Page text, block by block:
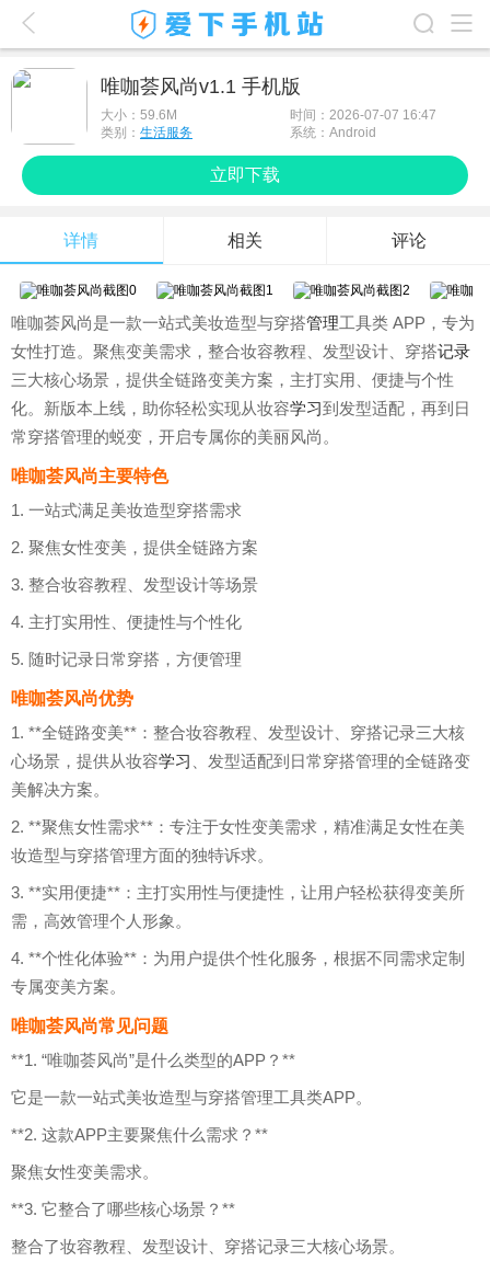
应用排行榜
最新游戏
最新应用
手机使用
游戏攻略
唯咖荟风尚v1.1 手机版
大小： 59.6M
时间：2026-07-07 16:47
类别： 生活服务 系统：Android
立即下载
详情 相关 评论
唯咖荟风尚是一款一站式美妆造型与穿搭管理工具类 APP，专为
女性打造。聚焦变美需求，整合妆容教程、发型设计、穿搭记录
三大核心场景，提供全链路变美方案，主打实用、便捷与个性
化。新版本上线，助你轻松实现从妆容学习到发型适配，再到日
常穿搭管理的蜕变，开启专属你的美丽风尚。
唯咖荟风尚主要特色
1. 一站式满足美妆造型穿搭需求
2. 聚焦女性变美，提供全链路方案
3. 整合妆容教程、发型设计等场景
4. 主打实用性、便捷性与个性化
5. 随时记录日常穿搭，方便管理
唯咖荟风尚优势
1. **全链路变美**：整合妆容教程、发型设计、穿搭记录三大核
心场景，提供从妆容学习
、发型适配到日常穿搭管理的全链路变
美解决方案。
2. **聚焦女性需求**：专注于女性变美需求，精准满足女性在美
妆造型与穿搭管理方面的独特诉求。
3. **实用便捷**：主打实用性与便捷性，让用户轻松获得变美所
需，高效管理个人形象。
4. **个性化体验**：为用户提供个性化服务，根据不同需求定制
专属变美方案。
唯咖荟风尚常见问题
**1. “唯咖荟风尚”是什么类型的APP？**
它是一款一站式美妆造型与穿搭管理工具类APP。
**2. 这款APP主要聚焦什么需求？**
聚焦女性变美需求。
**3. 它整合了哪些核心场景？**
整合了妆容教程、发型设计、穿搭记录三大核心场景。